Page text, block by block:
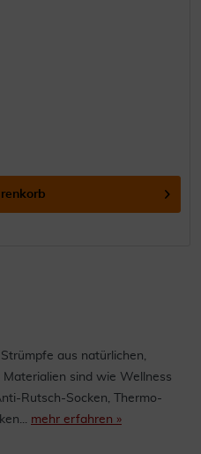
aus natürlichen,
sind wie Wellness
Rutsch-Socken, Thermo-
mehr erfahren »